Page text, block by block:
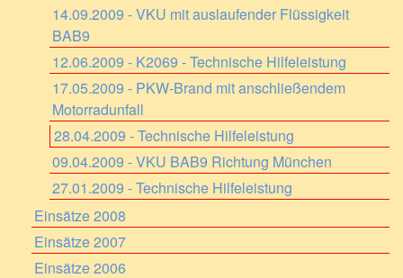
14.09.2009 - VKU mit auslaufender Flüssigkeit
BAB9
12.06.2009 - K2069 - Technische Hilfeleistung
17.05.2009 - PKW-Brand mit anschließendem
Motorradunfall
28.04.2009 - Technische Hilfeleistung
09.04.2009 - VKU BAB9 Richtung München
27.01.2009 - Technische Hilfeleistung
Einsätze 2008
Einsätze 2007
Einsätze 2006